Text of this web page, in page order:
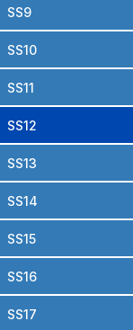
SS9
SS10
SS11
SS12
SS13
SS14
SS15
SS16
SS17